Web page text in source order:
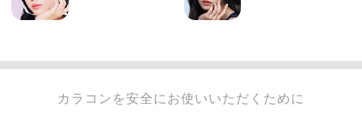
カラコンを安全にお使いいただくために